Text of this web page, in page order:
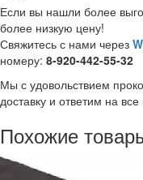
Если вы нашли более
более низкую цену!
Свяжитесь с нами через
номеру: 8-920-442-55-32
Мы с удовольствием
доставку и ответим на
Похожие